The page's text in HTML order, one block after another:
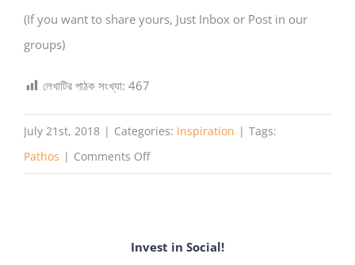
(If you want to share yours, Just Inbox or Post in our
groups)
লেখাটির পাঠক সংখ্যা: 467
July 21st, 2018 | Categories: Inspiration | Tags:
Pathos | Comments Offon
সাইন্সে
Invest in Social!